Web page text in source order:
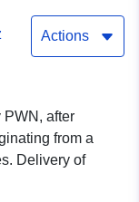
Actions
PWN, after
from a
Delivery of